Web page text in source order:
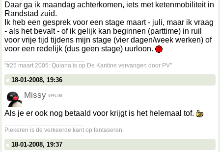
Daar ga ik maandag achterkomen, iets met ketenmobiliteit in
Randstad zuid.
Ik heb een gesprek voor een stage maart - juli, maar ik vraag
- als het bevalt - of ik gelijk kan beginnen (parttime) in ruil
voor vrije tijd tijdens mijn stage (vier dagen/week werken) of
voor een redelijk (dus geen stage) uurloon.
"#25 maart 2005: Quiana is op De Kantine vervangen door PV"
18-01-2008, 19:36
Missy
Als je er ook nog betaald voor krijgt is het helemaal tof.
Piekeren is de verkeerde kant op fantaseren.
18-01-2008, 19:37